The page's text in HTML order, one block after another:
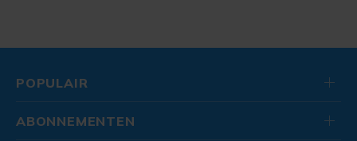
POPULAIR
ABONNEMENTEN